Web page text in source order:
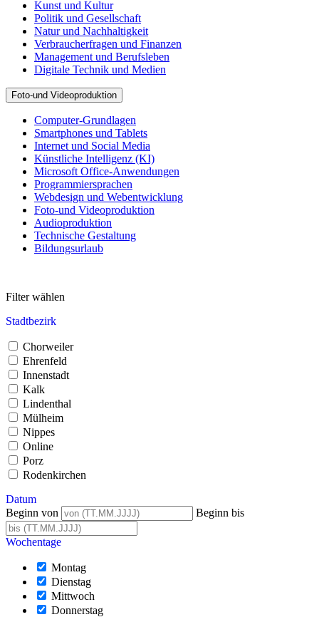
Kunst und Kultur
Politik und Gesellschaft
Natur und Nachhaltigkeit
Verbraucherfragen und Finanzen
Management und Berufsleben
Digitale Technik und Medien
Foto-und Videoproduktion
Computer-Grundlagen
Smartphones und Tablets
Internet und Social Media
Künstliche Intelligenz (KI)
Microsoft Office-Anwendungen
Programmiersprachen
Webdesign und Webentwicklung
Foto-und Videoproduktion
Audioproduktion
Technische Gestaltung
Bildungsurlaub
Filter wählen
Stadtbezirk
Chorweiler
Ehrenfeld
Innenstadt
Kalk
Lindenthal
Mülheim
Nippes
Online
Porz
Rodenkirchen
Datum
Beginn von
Beginn bis
Wochentage
Montag
Dienstag
Mittwoch
Donnerstag